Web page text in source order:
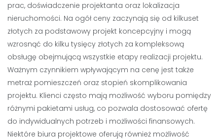
prac, doświadczenie projektanta oraz lokalizacja
nieruchomości. Na ogół ceny zaczynają się od kilkuset
złotych za podstawowy projekt koncepcyjny i mogą
wzrosnąć do kilku tysięcy złotych za kompleksową
obsługę obejmującą wszystkie etapy realizacji projektu.
Ważnym czynnikiem wpływającym na cenę jest także
metraż pomieszczeń oraz stopień skomplikowania
projektu. Klienci często mają możliwość wyboru pomiędzy
różnymi pakietami usług, co pozwala dostosować ofertę
do indywidualnych potrzeb i możliwości finansowych.
Niektóre biura projektowe oferują również możliwość